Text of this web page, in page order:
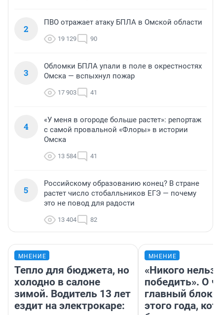
2
ПВО отражает атаку БПЛА в Омской области
19 129 90
3
Обломки БПЛА упали в поле в окрестностях
Омска — вспыхнул пожар
17 903 41
4
«У меня в огороде больше растет»: репортаж
с самой провальной «Флоры» в истории
Омска
13 584 41
5
Российскому образованию конец? В стране
растет число стобалльников ЕГЭ — почему
это не повод для радости
13 404 82
МНЕНИЕ
Тепло для бюджета, но
холодно в салоне
зимой. Водитель 13 лет
ездит на электрокаре:
МНЕНИЕ
«Никого нельзя
победить». О
главный
этого года,